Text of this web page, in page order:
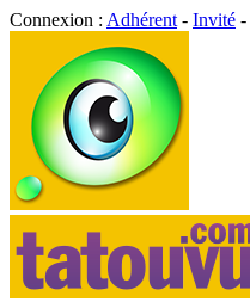
Connexion : Adhérent - Invité -